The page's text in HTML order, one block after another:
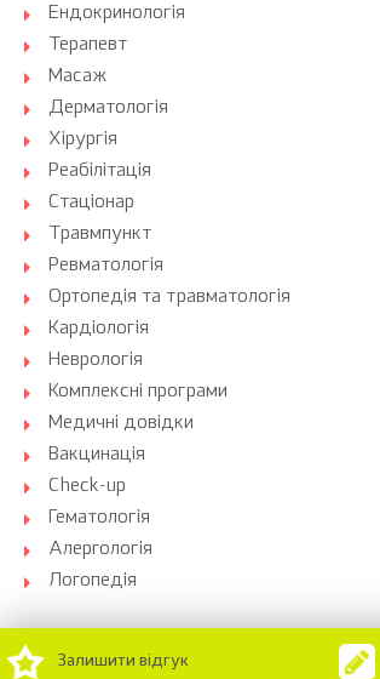
Ендокринологія
Терапевт
Масаж
Дерматологія
Хірургія
Реабілітація
Стаціонар
Травмпункт
Ревматологія
Ортопедія та травматологія
Кардіологія
Неврологія
Комплексні програми
Медичні довідки
Вакцинація
Check-up
Гематологія
Алергологія
Логопедія
Залишити відгук